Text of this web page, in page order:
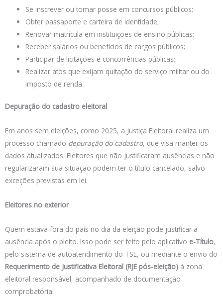
Se inscrever ou tomar posse em concursos públicos;
Obter passaporte e carteira de identidade;
Renovar matrícula em instituições de ensino públicas;
Receber salários ou benefícios de cargos públicos;
Participar de licitações e concorrências públicas;
Realizar atos que exijam quitação do serviço militar ou do
imposto de renda.
Depuração do cadastro eleitoral
Em anos sem eleições, como 2025, a Justiça Eleitoral realiza um
processo chamado depuração do cadastro, que visa manter os
dados atualizados. Eleitores que não justificaram ausências e não
regularizaram sua situação podem ter o título cancelado, salvo
exceções previstas em lei.
Eleitores no exterior
Quem estava fora do país no dia da eleição pode justificar a
ausência após o pleito. Isso pode ser feito pelo aplicativo e-Título,
pelo sistema de autoatendimento do TSE, ou mediante o envio do
Requerimento de Justificativa Eleitoral (RJE pós-eleição) à zona
eleitoral responsável, acompanhado de documentação
comprobatória.